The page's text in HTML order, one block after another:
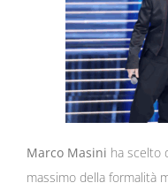
Marco Masini ha scelto
massimo della formalità